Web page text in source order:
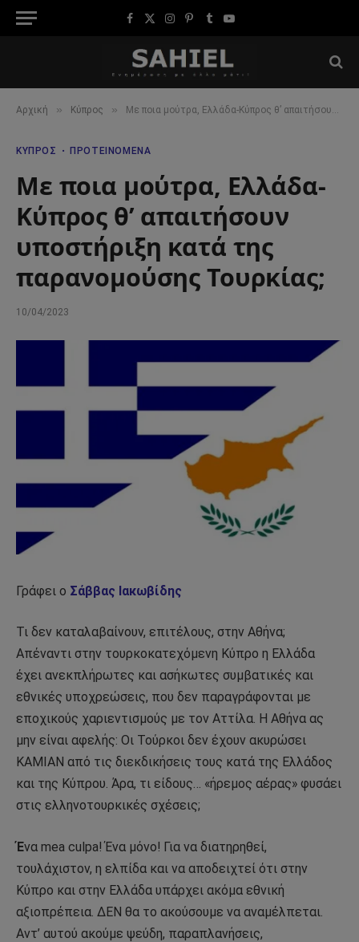
Facebook
X
Instagram
Pinterest
TumblrYouTube
Αρχική » Κύπρος » Με ποια μούτρα, Ελλάδα-Κύπρος θ’ απαιτήσουν υποστήριξη κατά της παρανομούσης Τουρκίας;
ΚΎΠΡΟΣ ΠΡΟΤΕΙΝΌΜΕΝΑ
Με ποια μούτρα, Ελλάδα-
Κύπρος θ’ απαιτήσουν
υποστήριξη κατά της
παρανομούσης Τουρκίας;
10/04/2023
Γράφει ο Σάββας Ιακωβίδης
Τι δεν καταλαβαίνουν, επιτέλους, στην Αθήνα;
Απέναντι στην τουρκοκατεχόμενη Κύπρο η Ελλάδα
έχει ανεκπλήρωτες και ασήκωτες συμβατικές και
εθνικές υποχρεώσεις, που δεν παραγράφονται με
εποχικούς χαριεντισμούς με τον Αττίλα. Η Αθήνα ας
μην είναι αφελής: Οι Τούρκοι δεν έχουν ακυρώσει
ΚΑΜΙΑΝ από τις διεκδικήσεις τους κατά της Ελλάδος
και της Κύπρου. Άρα, τι είδους… «ήρεμος αέρας» φυσάει
στις ελληνοτουρκικές σχέσεις;
Ένα mea culpa! Ένα μόνο! Για να διατηρηθεί,
τουλάχιστον, η ελπίδα και να αποδειχτεί ότι στην
Κύπρο και στην Ελλάδα υπάρχει ακόμα εθνική
αξιοπρέπεια. ΔΕΝ θα το ακούσουμε να αναμέλπεται.
Αντ’ αυτού ακούμε ψεύδη, παραπλανήσεις,